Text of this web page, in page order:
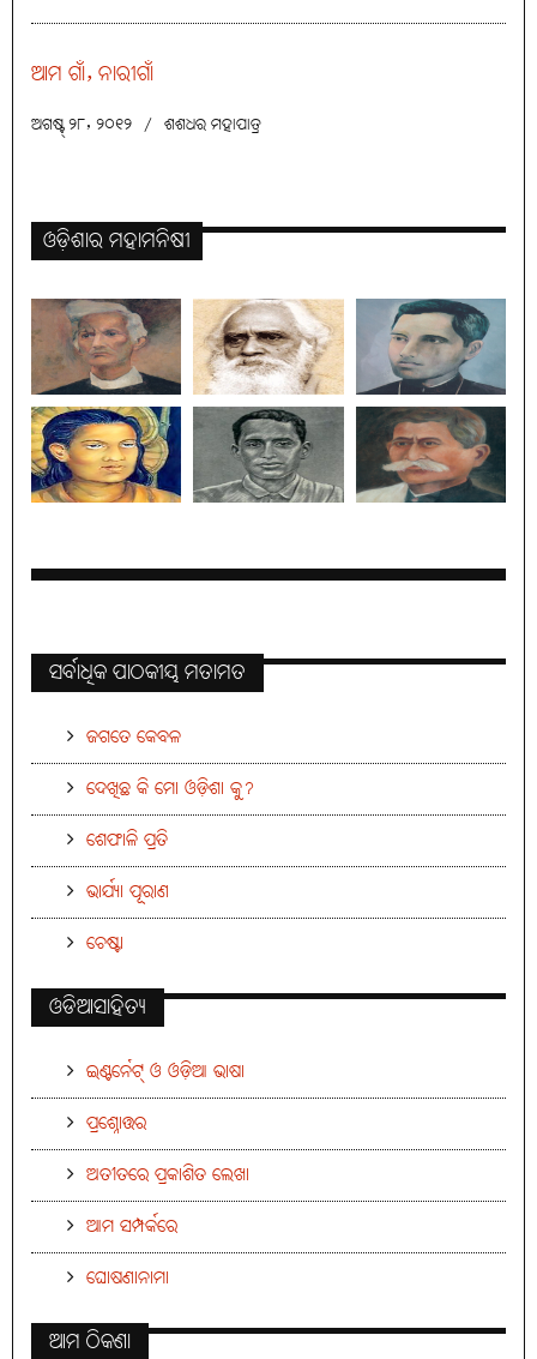
ଆମ ଗାଁ, ନାରୀଗାଁ
ଅଗଷ୍ଟ୍ ୨୮, ୨୦୧୨ / ଶଶଧର ମହାପାତ୍ର
ଓଡ଼ିଶାର ମହାମନିଷୀ
ସର୍ବାଧିକ ପାଠକୀୟ ମତାମତ
ଜଗତେ କେବଳ
ଦେଖିଛ କି ମୋ ଓଡ଼ିଶା କୁ?
ଶେଫାଳି ପ୍ରତି
ଭାର୍ଯ୍ୟା ପୂରାଣ
ଚେଷ୍ଟା
ଓଡିଆସାହିତ୍ୟ
ଇଣ୍ଟର୍ନେଟ୍ ଓ ଓଡ଼ିଆ ଭାଷା
ପ୍ରଶ୍ନୋତ୍ତର
ଅତୀତରେ ପ୍ରକାଶିତ ଲେଖା
ଆମ ସମ୍ପର୍କରେ
ଘୋଷଣାନାମା
ଆମ ଠିକଣା